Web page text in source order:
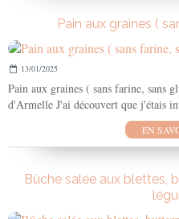
Pain aux graines (
13/01/2025
Pain aux graines ( sans farine, sans
d'Armelle J'ai découvert que j'étais
EN
Bûche salée aux blettes,